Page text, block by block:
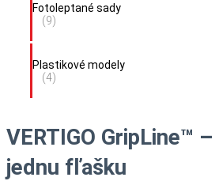
Fotoleptané sady
(9)
Plastikové modely
(4)
VERTIGO GripLine™
jednu fľašku